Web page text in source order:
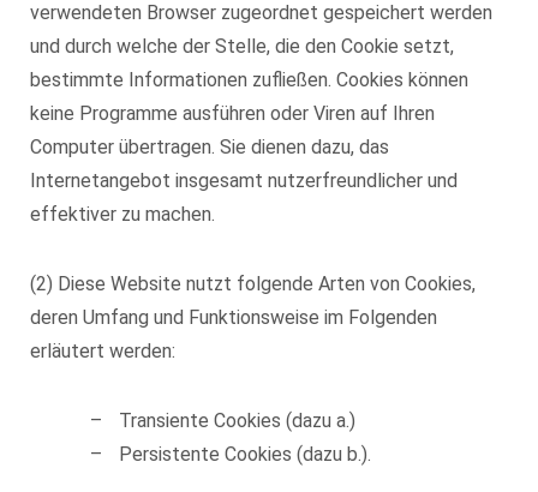
verwendeten Browser zugeordnet gespeichert werden
und durch welche der Stelle, die den Cookie setzt,
bestimmte Informationen zufließen. Cookies können
keine Programme ausführen oder Viren auf Ihren
Computer übertragen. Sie dienen dazu, das
Internetangebot insgesamt nutzerfreundlicher und
effektiver zu machen.
(2) Diese Website nutzt folgende Arten von Cookies,
deren Umfang und Funktionsweise im Folgenden
erläutert werden:
Transiente Cookies (dazu a.)
Persistente Cookies (dazu b.).